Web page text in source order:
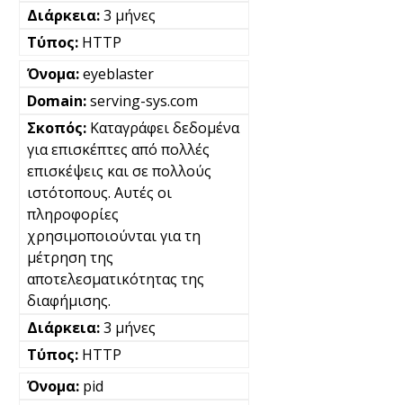
3 μήνες
HTTP
eyeblaster
serving-sys.com
Καταγράφει δεδομένα
για επισκέπτες από πολλές
επισκέψεις και σε πολλούς
ιστότοπους. Αυτές οι
πληροφορίες
χρησιμοποιούνται για τη
μέτρηση της
αποτελεσματικότητας της
διαφήμισης.
3 μήνες
HTTP
pid